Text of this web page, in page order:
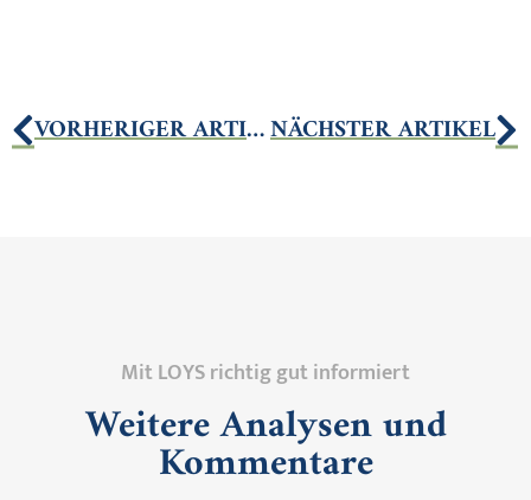
VORHERIGER ARTIKELNÄCHSTER ARTIKEL
Mit LOYS richtig gut informiert
Weitere Analysen und
Kommentare